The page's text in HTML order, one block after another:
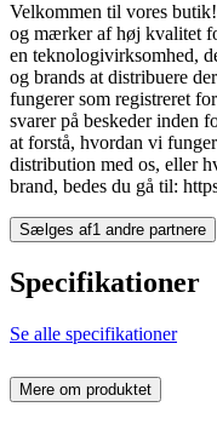
Velkommen til vores
og mærker af høj kvalitet
en teknologivirksomhed,
og brands at distribuere
fungerer som registreret
svarer på beskeder inden
at forstå, hvordan vi
distribution med os, eller
brand, bedes du gå til:
Sælges af1 andre partnere
Specifikationer
Se alle specifikationer
Mere om produktet